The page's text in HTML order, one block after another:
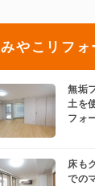
みやこリフォ
無垢
土を
フォ
床も
での